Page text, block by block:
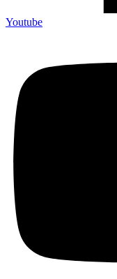
Youtube